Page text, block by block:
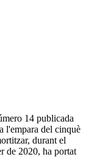
14 publicada
l'empara del cinquè
durant el
de 2020, ha portat